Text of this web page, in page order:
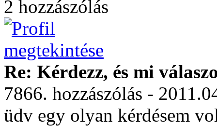
2 hozzászólás
Re: Kérdezz, és mi
7866. hozzászólás -
üdv egy olyan kérdésem